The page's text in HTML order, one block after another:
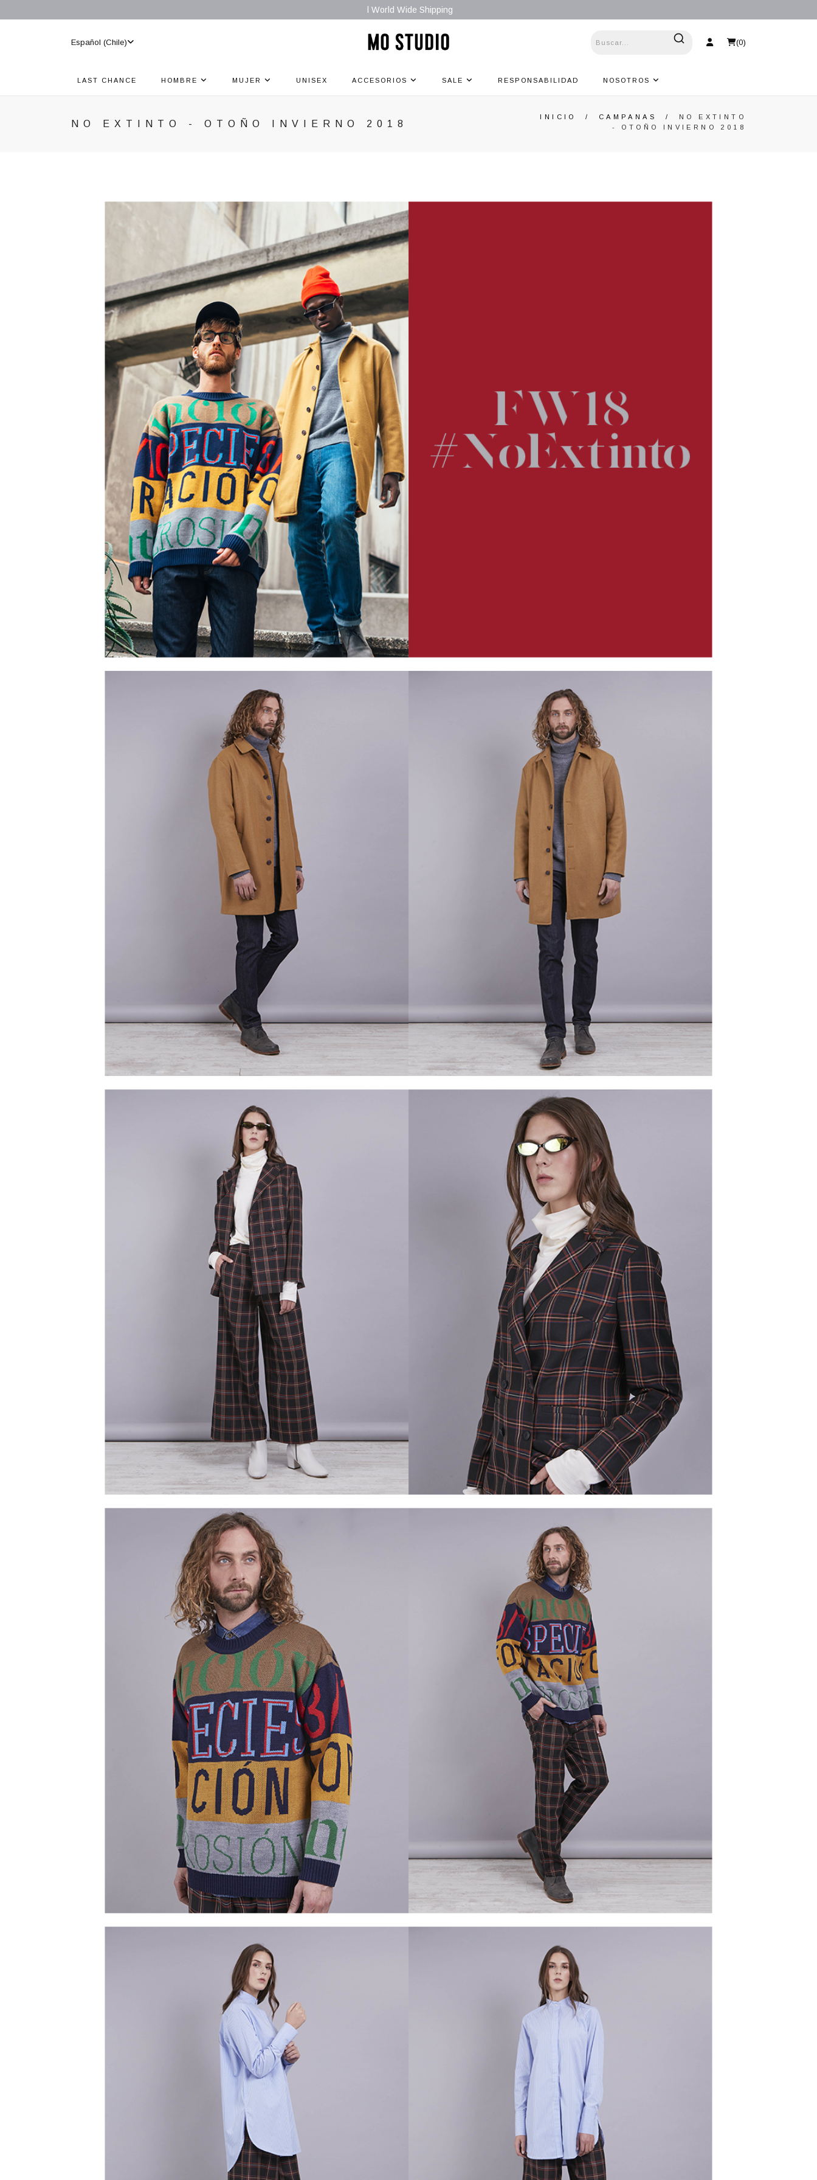
l World Wide Shipping
Español (Chile) (0)
LAST CHANCE HOMBRE MUJER UNISEX ACCESORIOS SALE RESPONSABILIDAD NOSOTROS
NO EXTINTO - OTOÑO INVIERNO 2018
INICIO / CAMPANAS / NO EXTINTO
- OTOÑO INVIERNO 2018